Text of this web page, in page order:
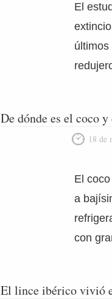
El
De dónde es el coco
18 de
El
a
con
El lince ibérico vivió